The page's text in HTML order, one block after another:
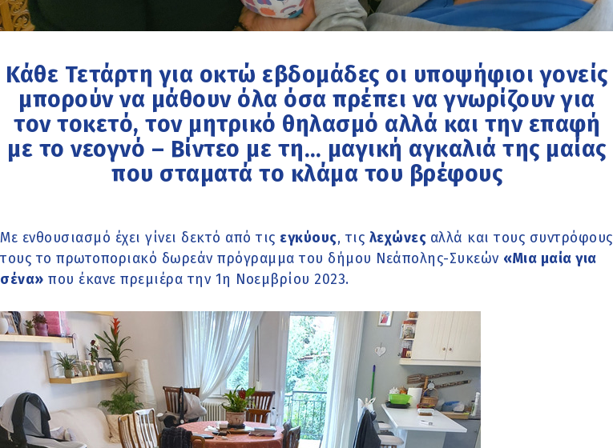
Κάθε Τετάρτη για οκτώ εβδομάδες οι υποψήφιοι γονείς
μπορούν να μάθουν όλα όσα πρέπει να γνωρίζουν για
τον τοκετό, τον μητρικό θηλασμό αλλά και την επαφή
με το νεογνό – Βίντεο με τη… μαγική αγκαλιά της μαίας
που σταματά το κλάμα του βρέφους
Με ενθουσιασμό έχει γίνει δεκτό από τις εγκύους, τις λεχώνες αλλά και τους συντρόφους
τους το πρωτοποριακό δωρεάν πρόγραμμα του δήμου Νεάπολης-Συκεών «Μια μαία για
σένα» που έκανε πρεμιέρα την 1η Νοεμβρίου 2023.